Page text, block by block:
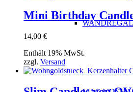
Mini Birthday
14,00 €
Enthält 19% MwSt.
zzgl. Versand